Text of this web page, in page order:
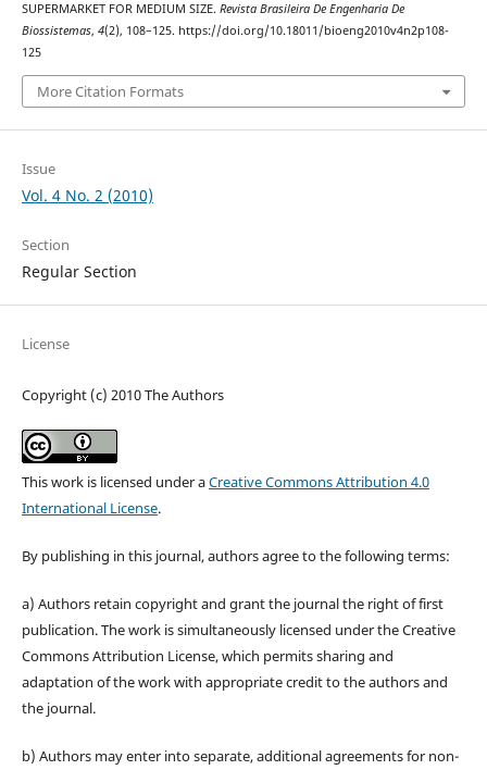
SUPERMARKET FOR MEDIUM SIZE. Revista Brasileira De Engenharia De
Biossistemas, 4(2), 108–125. https://doi.org/10.18011/bioeng2010v4n2p108-
125
More Citation Formats
Issue
Vol. 4 No. 2 (2010)
Section
Regular Section
License
Copyright (c) 2010 The Authors
This work is licensed under aCreative Commons Attribution 4.0
International License.
By publishing in this journal, authors agree to the following terms:
a) Authors retain copyright and grant the journal the right of first
publication. The work is simultaneously licensed under the Creative
Commons Attribution License, which permits sharing and
adaptation of the work with appropriate credit to the authors and
the journal.
b) Authors may enter into separate, additional agreements for non-